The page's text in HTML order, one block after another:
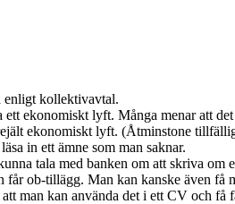
enligt kollektivavtal.
ekonomiskt lyft. Många menar att
ekonomiskt lyft. (Åtminstone
in ett ämne som man saknar.
tala med banken om att skriva
ob-tillägg. Man kan kanske även
man kan använda det i ett CV och få